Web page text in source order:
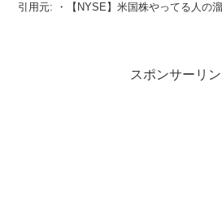
引用元: ・【NYSE】米国株やってる人の
スポンサーリン